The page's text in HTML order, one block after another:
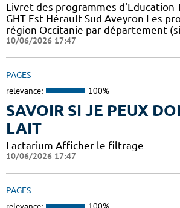
Livret des programmes d'Education
GHT Est Hérault Sud Aveyron Les
région Occitanie par département
10/06/2026 17:47
PAGES
relevance: 100%
SAVOIR SI JE PEUX
LAIT
Lactarium Afficher le filtrage
10/06/2026 17:47
PAGES